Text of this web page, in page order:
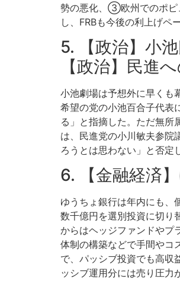
勢の悪化、③欧州でのポピ
し、FRBも今後の利上げペ
5. 【政治】小
【政治】民進
小池劇場は予想外に早くも
希望の党の小池百合子代表
る」と指摘した。ただ無所
は、民進党の小川敏夫参院
ろうとは思わない」と否定
6. 【金融経済
ゆうちょ銀行は年内にも、
数千億円を選別投資に切り
からはヘッジファンドやプ
体制の構築などで手間やコ
で、パッシブ投資でも高収
ッシブ運用分には売り圧力